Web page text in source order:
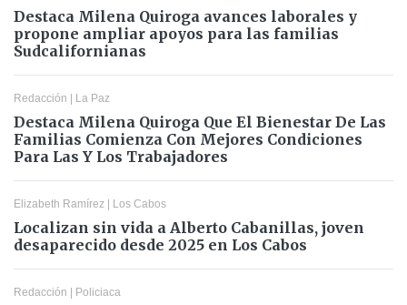
Destaca Milena Quiroga avances laborales y
propone ampliar apoyos para las familias
Sudcalifornianas
Redacción | La Paz
Destaca Milena Quiroga Que El Bienestar De Las
Familias Comienza Con Mejores Condiciones
Para Las Y Los Trabajadores
Elizabeth Ramírez | Los Cabos
Localizan sin vida a Alberto Cabanillas, joven
desaparecido desde 2025 en Los Cabos
Redacción | Policiaca